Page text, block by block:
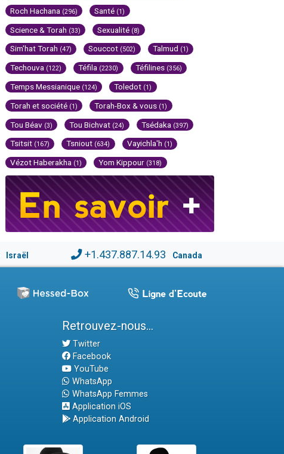
Roch Hachana (296) Santé (1)
Science & Torah (33) Sexualité (8)
Sim'hat Torah (47) Souccot (502) Talmud (1)
Techouva (122) Téfila (2230) Téfilines (356)
Temps Messianique (124) Toledot (1)
Torah et société (1) Torah-Box & vous (1)
Tou Béav (3) Tou Bichvat (24) Tsédaka (397)
Tsitsit (167) Tsniout (634) Vayichla'h (1)
Vézot Haberakha (1) Yom Kippour (318)
Israël +1.437.887.14.93 Canada
Retrouvez-nous...
Twitter
Facebook
YouTube
WhatsApp
WhatsApp Femmes
Application iOS
Application Android